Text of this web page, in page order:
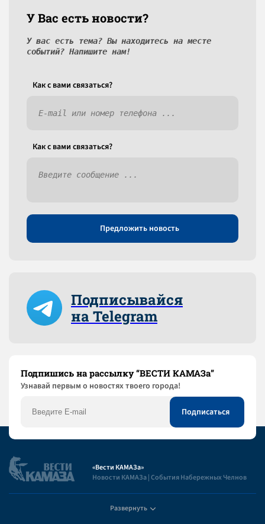
У Вас есть новости?
У вас есть тема? Вы находитесь на месте
событий? Напишите нам!
Как c вами связаться?
Как c вами связаться?
Предложить новость
Подписывайся
на Telegram
Подпишись на рассылку “ВЕСТИ КАМАЗа”
Узнaвай первым о новостях твоего города!
«Вести КАМАЗа»
Новости КАМАЗа | События Набережных Челнов
Развернуть